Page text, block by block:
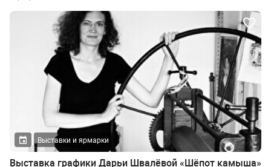
Выставки и ярмарки
Выставка графики Дарьи Швалёвой «Шёпот камыша»